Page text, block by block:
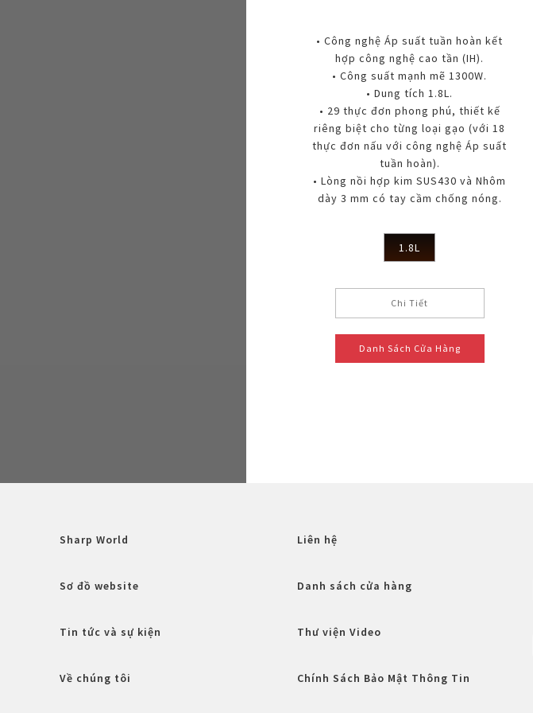
• Công nghệ Áp suất tuần hoàn kết
hợp công nghệ cao tần (IH).
• Công suất mạnh mẽ 1300W.
• Dung tích 1.8L.
• 29 thực đơn phong phú, thiết kế
riêng biệt cho từng loại gạo (với 18
thực đơn nấu với công nghệ Áp suất
tuần hoàn).
• Lòng nồi hợp kim SUS430 và Nhôm
dày 3 mm có tay cầm chống nóng.
1.8L
Chi Tiết
Danh Sách Cửa Hàng
Sharp World
Sơ đồ website
Tin tức và sự kiện
Về chúng tôi
Liên hệ
Danh sách cửa hàng
Thư viện Video
Chính Sách Bảo Mật Thông Tin